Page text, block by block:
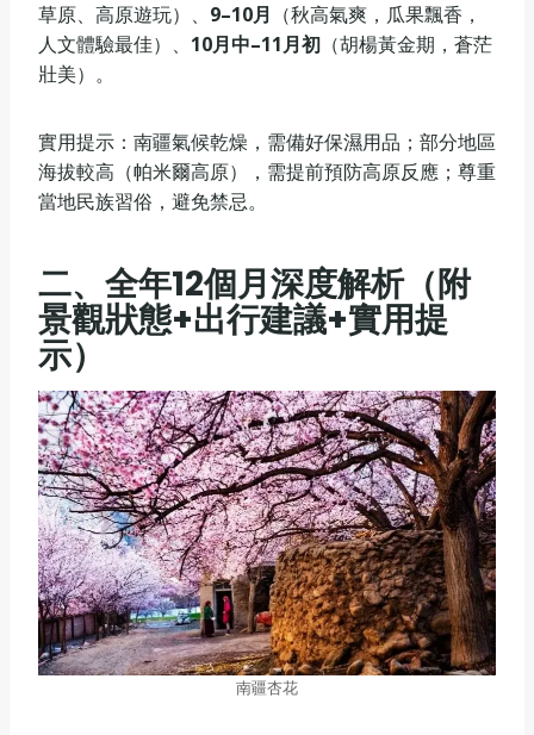
草原、高原遊玩）、 9–10月 （秋高氣爽，瓜果飄香，
人文體驗最佳）、 10月中–11月初 （胡楊黃金期，蒼茫
壯美）。
實用提示：南疆氣候乾燥，需備好保濕用品；部分地區
海拔較高（帕米爾高原），需提前預防高原反應；尊重
當地民族習俗，避免禁忌。
二、 全年12個月深度解析（附
景觀狀態+出行建議+實用提
示）
南疆杏花